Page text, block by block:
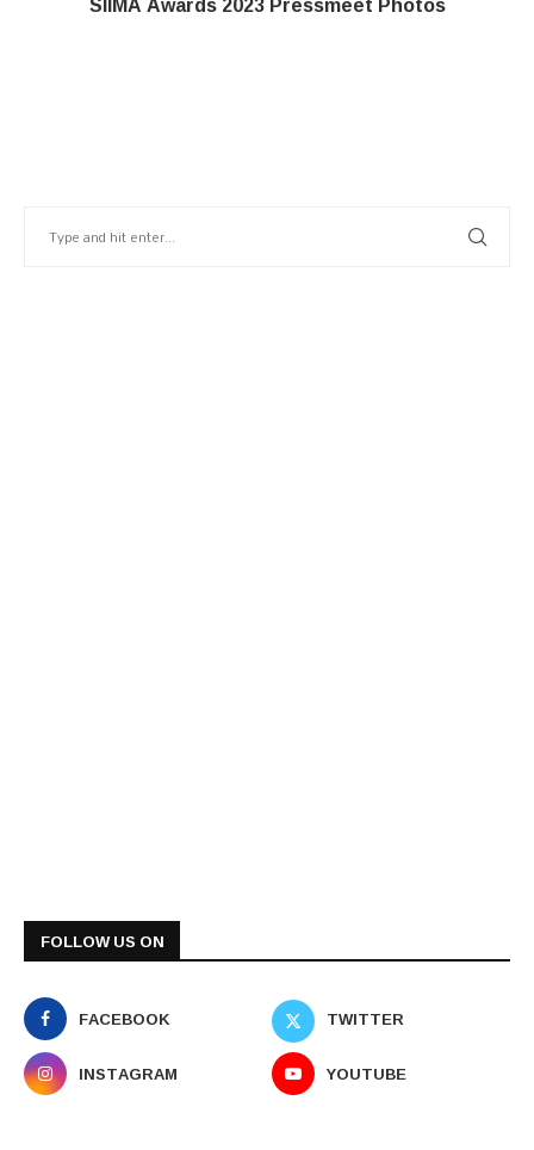
FOLLOW US ON
FACEBOOK
TWITTER
INSTAGRAM
YOUTUBE